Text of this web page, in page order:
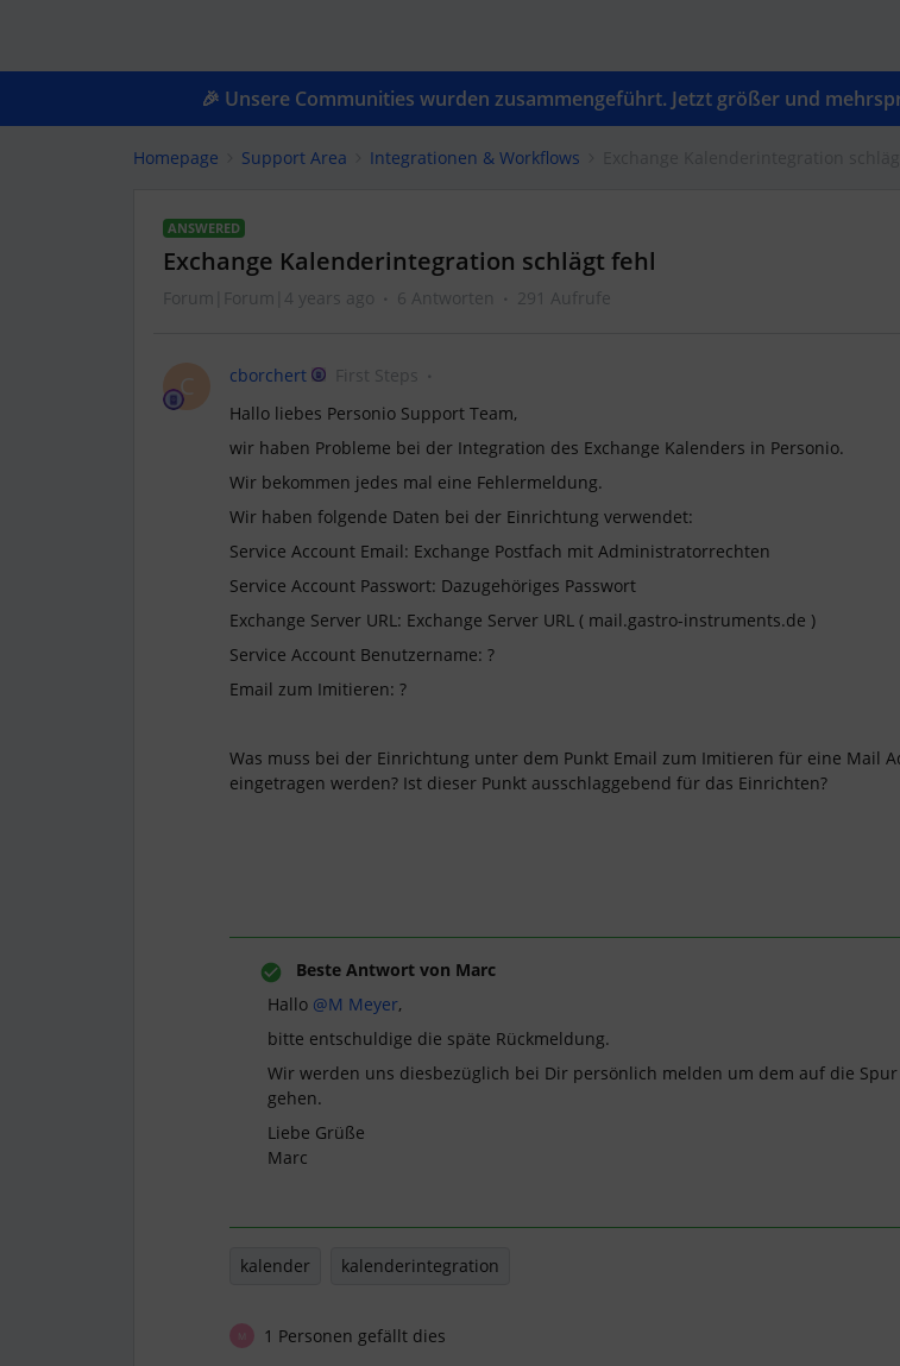
🎉 Unsere Communities wurden zusammengeführt. Jetzt größer und
Homepage Support Area Integrationen & Workflows
ANSWERED
Exchange Kalenderintegration schlägt fehl
Forum|Forum|4 years ago 6 Antworten 291 Aufrufe
C cborchert
First Steps
Hallo liebes Personio Support Team,
wir haben Probleme bei der Integration des Exchange Kalenders in Personio.
Wir bekommen jedes mal eine Fehlermeldung.
Wir haben folgende Daten bei der Einrichtung verwendet:
Service Account Email: Exchange Postfach mit Administratorrechten
Service Account Passwort: Dazugehöriges Passwort
Exchange Server URL: Exchange Server URL ( mail.gastro-instruments.de )
Service Account Benutzername: ?
Email zum Imitieren: ?
Was muss bei der Einrichtung unter dem Punkt Email zum Imitieren für eine Mail
eingetragen werden? Ist dieser Punkt ausschlaggebend für das Einrichten?
Beste Antwort von Marc
Hallo @M Meyer,
bitte entschuldige die späte Rückmeldung.
Wir werden uns diesbezüglich bei Dir persönlich melden um dem auf die Spur
gehen.
Liebe Grüße
Marc
kalender kalenderintegration
M
1 Personen gefällt dies